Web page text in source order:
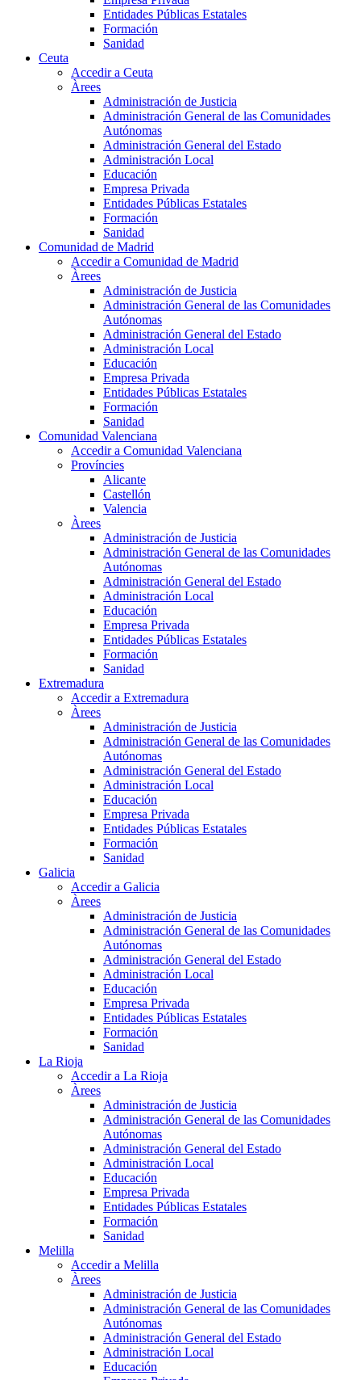
Entidades Públicas Estatales
Formación
Sanidad
Ceuta
Accedir a Ceuta
Àrees
Administración de Justicia
Administración General de las Comunidades
Autónomas
Administración General del Estado
Administración Local
Educación
Empresa Privada
Entidades Públicas Estatales
Formación
Sanidad
Comunidad de Madrid
Accedir a Comunidad de Madrid
Àrees
Administración de Justicia
Administración General de las Comunidades
Autónomas
Administración General del Estado
Administración Local
Educación
Empresa Privada
Entidades Públicas Estatales
Formación
Sanidad
Comunidad Valenciana
Accedir a Comunidad Valenciana
Províncies
Alicante
Castellón
Valencia
Àrees
Administración de Justicia
Administración General de las Comunidades
Autónomas
Administración General del Estado
Administración Local
Educación
Empresa Privada
Entidades Públicas Estatales
Formación
Sanidad
Extremadura
Accedir a Extremadura
Àrees
Administración de Justicia
Administración General de las Comunidades
Autónomas
Administración General del Estado
Administración Local
Educación
Empresa Privada
Entidades Públicas Estatales
Formación
Sanidad
Galicia
Accedir a Galicia
Àrees
Administración de Justicia
Administración General de las Comunidades
Autónomas
Administración General del Estado
Administración Local
Educación
Empresa Privada
Entidades Públicas Estatales
Formación
Sanidad
La Rioja
Accedir a La Rioja
Àrees
Administración de Justicia
Administración General de las Comunidades
Autónomas
Administración General del Estado
Administración Local
Educación
Empresa Privada
Entidades Públicas Estatales
Formación
Sanidad
Melilla
Accedir a Melilla
Àrees
Administración de Justicia
Administración General de las Comunidades
Autónomas
Administración General del Estado
Administración Local
Educación